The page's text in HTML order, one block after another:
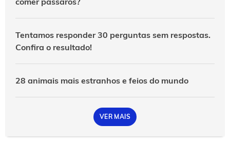
Tentamos responder 30 perguntas sem respostas.
Confira o resultado!
28 animais mais estranhos e feios do mundo
VER MAIS